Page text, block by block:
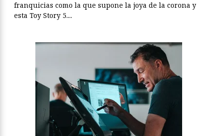
franquicias como la que supone la joya de la corona y
esta Toy Story 5....